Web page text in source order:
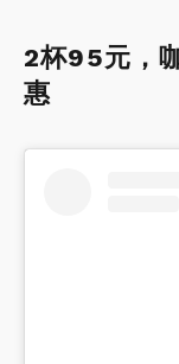
2杯95元，
惠